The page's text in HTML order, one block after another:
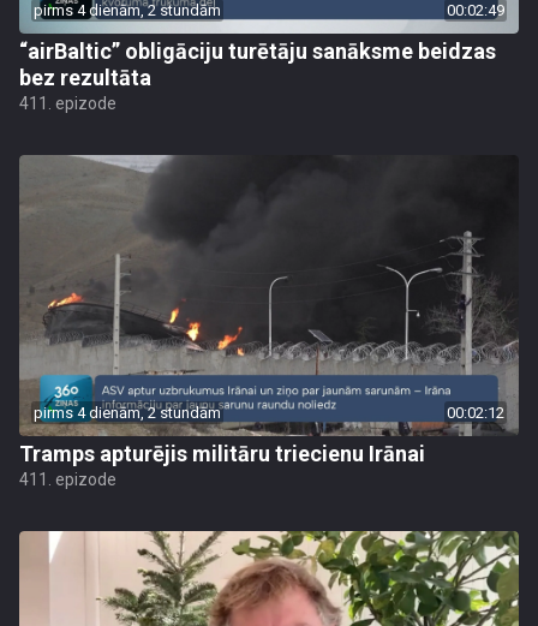
pirms 4 dienām, 2 stundām 00:02:49
“airBaltic” obligāciju turētāju sanāksme beidzas
bez rezultāta
411. epizode
pirms 4 dienām, 2 stundām 00:02:12
Tramps apturējis militāru triecienu Irānai
411. epizode